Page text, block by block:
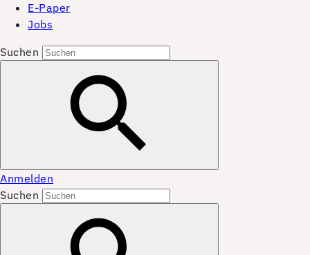
E-Paper
Jobs
Suchen
Anmelden
Suchen